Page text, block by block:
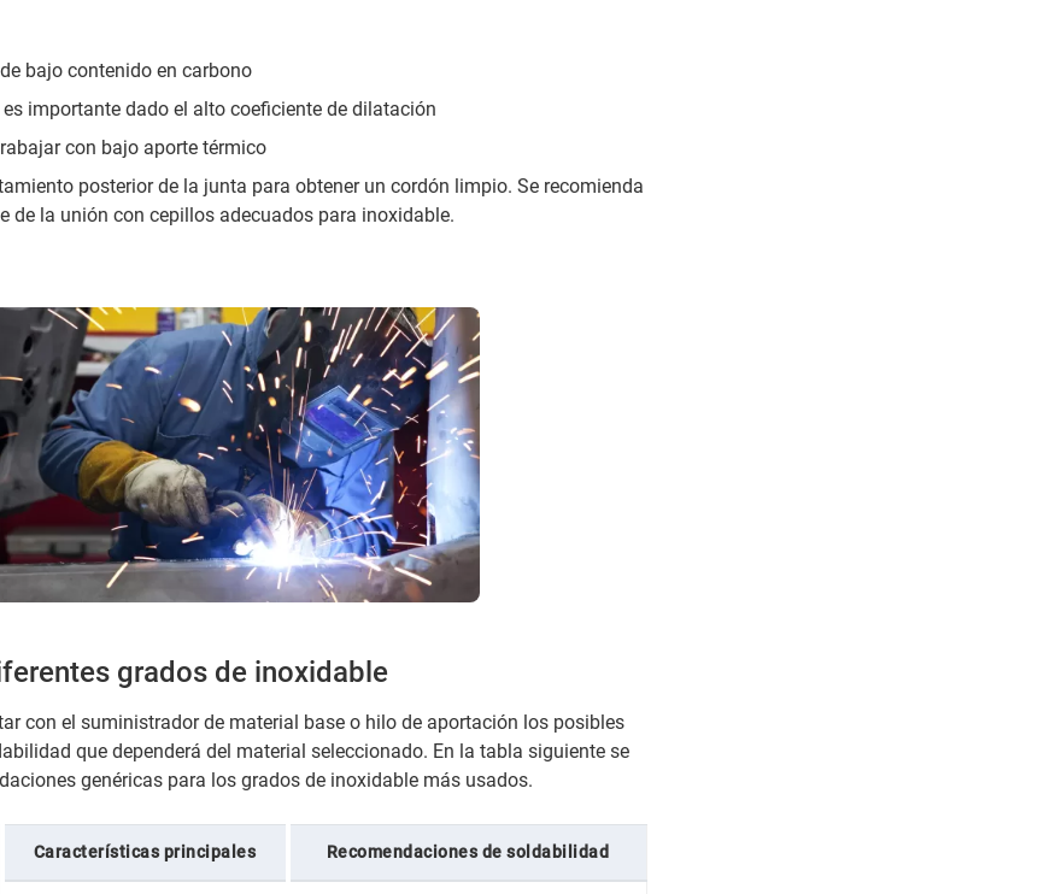
bajo contenido en carbono
importante dado el alto coeficiente de dilatación
con bajo aporte térmico
posterior de la junta para obtener un cordón limpio. Se recomienda
de la unión con cepillos adecuados para inoxidable.
grados de inoxidable
con el suministrador de material base o hilo de aportación los posibles
que dependerá del material seleccionado. En la tabla siguiente se
genéricas para los grados de inoxidable más usados.
Características principales Recomendaciones de soldabilidad